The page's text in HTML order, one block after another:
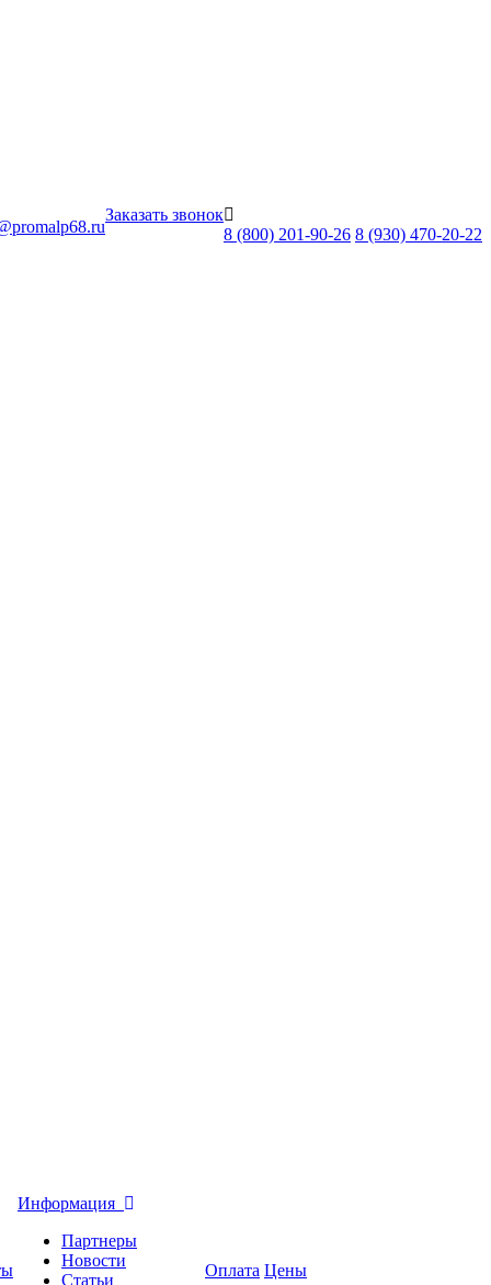
8 (800) 201-90-26 8 (930) 470-20-22
Заказать звонок
Информация
Партнеры
Новости
Статьи
Оплата Цены